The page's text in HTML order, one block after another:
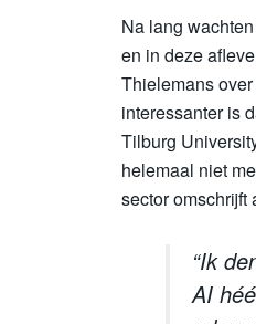
Na lang
en in deze
Thielemans
interessanter is
Tilburg
helemaal niet
sector omschrijft
“Ik
AI